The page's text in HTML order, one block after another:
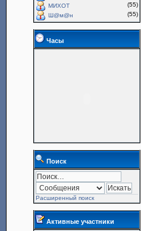
МИХОТ
(55)
Ш@м@н
(55)
Часы
Поиск
Расширенный поиск
Активные участники